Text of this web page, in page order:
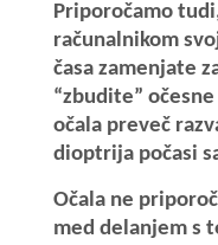
Priporočamo
računalnikom
časa zamenjate
“zbudite”
očala preveč
dioptrija počasi
Očala ne
med delanjem s